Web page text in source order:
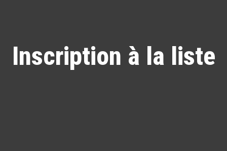
Inscription à la liste